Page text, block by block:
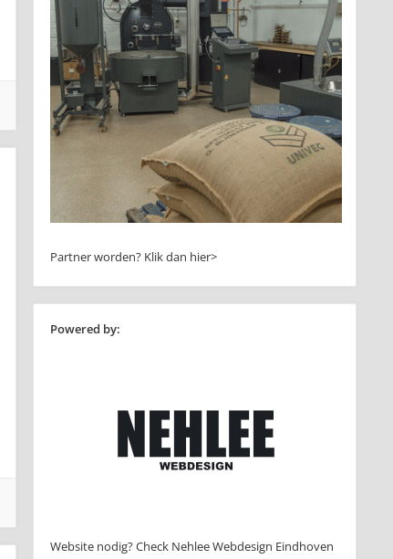
Partner worden? Klik dan hier>
Powered by:
Website nodig? Check Nehlee Webdesign Eindhoven